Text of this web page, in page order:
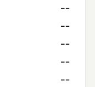
--
--
--
--
--